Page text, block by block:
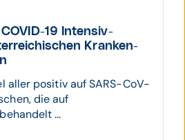
19 Intensiv­
Kranken­
aller positiv auf SARS-CoV-
die auf
...